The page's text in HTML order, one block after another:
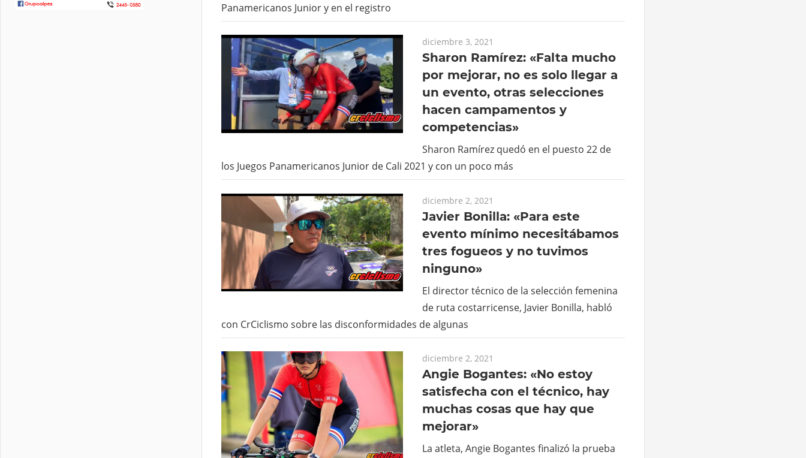
Panamericanos Junior y en el registro
diciembre 3, 2021
Sharon Ramírez: «Falta mucho
por mejorar, no es solo llegar a
un evento, otras selecciones
hacen campamentos y
competencias»
Sharon Ramírez quedó en el puesto 22 de
los Juegos Panamericanos Junior de Cali 2021 y con un poco más
diciembre 2, 2021
Javier Bonilla: «Para este
evento mínimo necesitábamos
tres fogueos y no tuvimos
ninguno»
El director técnico de la selección femenina
de ruta costarricense, Javier Bonilla, habló
con CrCiclismo sobre las disconformidades de algunas
diciembre 2, 2021
Angie Bogantes: «No estoy
satisfecha con el técnico, hay
muchas cosas que hay que
mejorar»
La atleta, Angie Bogantes finalizó la prueba